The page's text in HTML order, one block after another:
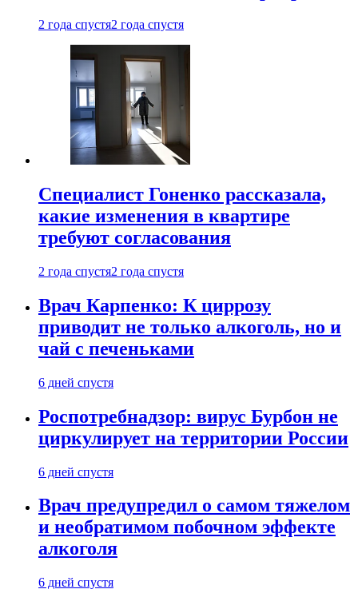
2 года спустя2 года спустя
Специалист Гоненко рассказала,
какие изменения в квартире
требуют согласования
2 года спустя2 года спустя
Врач Карпенко: К циррозу
приводит не только алкоголь, но и
чай с печеньками
6 дней спустя
Роспотребнадзор: вирус Бурбон не
циркулирует на территории России
6 дней спустя
Врач предупредил о самом тяжелом
и необратимом побочном эффекте
алкоголя
6 дней спустя